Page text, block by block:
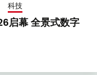
科技
启幕 全景式数字